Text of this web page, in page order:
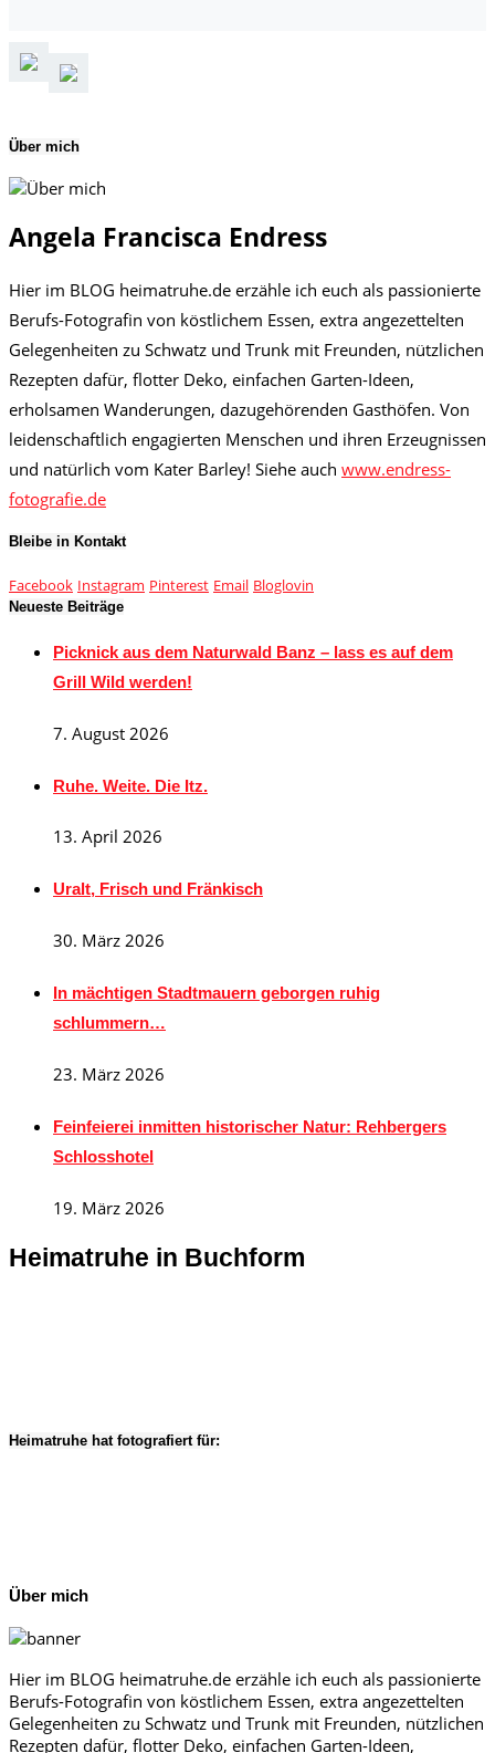
Über mich
Angela Francisca Endress
Hier im BLOG heimatruhe.de erzähle ich euch als passionierte
Berufs-Fotografin von köstlichem Essen, extra angezettelten
Gelegenheiten zu Schwatz und Trunk mit Freunden, nützlichen
Rezepten dafür, flotter Deko, einfachen Garten-Ideen,
erholsamen Wanderungen, dazugehörenden Gasthöfen. Von
leidenschaftlich engagierten Menschen und ihren Erzeugnissen
und natürlich vom Kater Barley! Siehe auch www.endress-
fotografie.de
Bleibe in Kontakt
Facebook Instagram Pinterest Email Bloglovin
Neueste Beiträge
Picknick aus dem Naturwald Banz – lass es auf dem
Grill Wild werden!
7. August 2026
Ruhe. Weite. Die Itz.
13. April 2026
Uralt, Frisch und Fränkisch
30. März 2026
In mächtigen Stadtmauern geborgen ruhig
schlummern…
23. März 2026
Feinfeierei inmitten historischer Natur: Rehbergers
Schlosshotel
19. März 2026
Heimatruhe in Buchform
Heimatruhe hat fotografiert für:
Über mich
Hier im BLOG heimatruhe.de erzähle ich euch als passionierte
Berufs-Fotografin von köstlichem Essen, extra angezettelten
Gelegenheiten zu Schwatz und Trunk mit Freunden, nützlichen
Rezepten dafür, flotter Deko, einfachen Garten-Ideen,